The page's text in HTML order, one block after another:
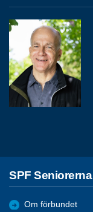
SPF Seniorerna
Om förbundet